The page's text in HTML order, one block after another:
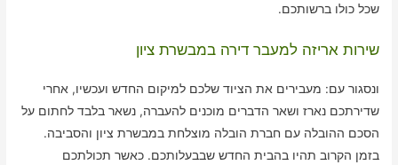
שכל כולו ברשותכם.
שירות אריזה למעבר דירה במבשרת ציון
ונסגור עם: מעבירים את הציוד שלכם למיקום החדש ועכשיו, אחרי
שדירתכם נארז ושאר הדברים מוכנים להעברה, נשאר בלבד לחתום על
הסכם ההובלה עם חברת הובלה מוצלחת במבשרת ציון והסביבה.
בזמן הקרוב תהיו בהבית החדש שבבעלותכם. כאשר תכולתכם